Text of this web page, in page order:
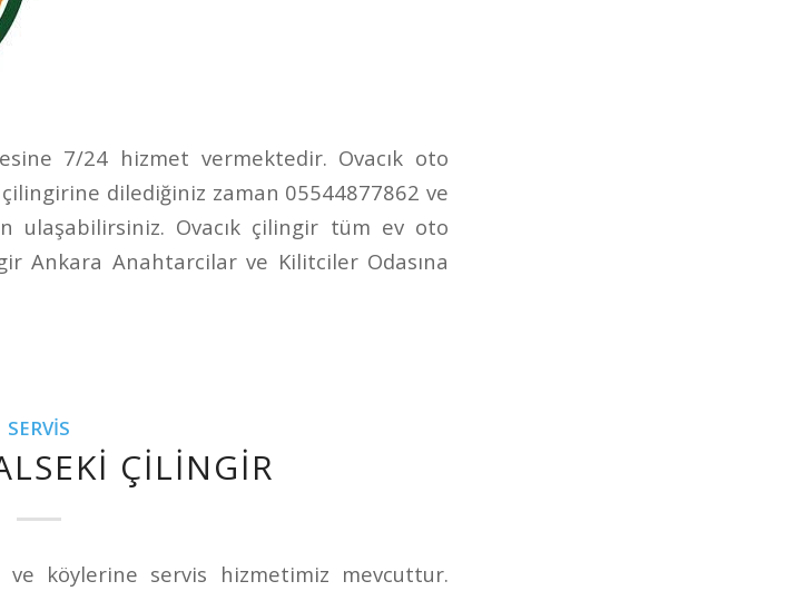
7/24 hizmet vermektedir. Ovacık oto
dilediğiniz zaman 05544877862 ve
ulaşabilirsiniz. Ovacık çilingir tüm ev oto
Ankara Anahtarcilar ve Kilitciler Odasına
SERVIS
ÇILINGIR
köylerine servis hizmetimiz mevcuttur.